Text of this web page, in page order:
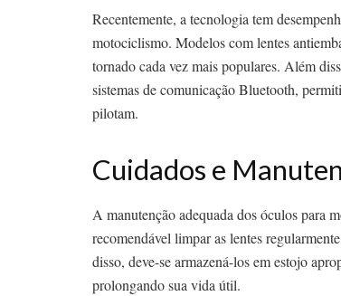
Recentemente, a tecnologia tem
motociclismo. Modelos com lentes
tornado cada vez mais populares. Além
sistemas de comunicação Bluetooth,
pilotam.
Cuidados e
A manutenção adequada dos óculos para
recomendável limpar as lentes
disso, deve-se armazená-los em estojo
prolongando sua vida útil.